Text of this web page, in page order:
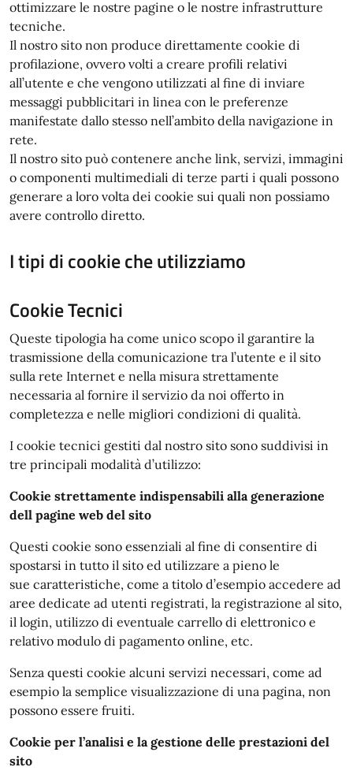
ottimizzare le nostre pagine o le nostre infrastrutture
tecniche.
Il nostro sito non produce direttamente cookie di
profilazione, ovvero volti a creare profili relativi
all’utente e che vengono utilizzati al fine di inviare
messaggi pubblicitari in linea con le preferenze
manifestate dallo stesso nell’ambito della navigazione in
rete.
Il nostro sito può contenere anche link, servizi, immagini
o componenti multimediali di terze parti i quali possono
generare a loro volta dei cookie sui quali non possiamo
avere controllo diretto.
I tipi di cookie che utilizziamo
Cookie Tecnici
Queste tipologia ha come unico scopo il garantire la
trasmissione della comunicazione tra l’utente e il sito
sulla rete Internet e nella misura strettamente
necessaria al fornire il servizio da noi offerto in
completezza e nelle migliori condizioni di qualità.
I cookie tecnici gestiti dal nostro sito sono suddivisi in
tre principali modalità d’utilizzo:
Cookie strettamente indispensabili alla generazione
dell pagine web del sito
Questi cookie sono essenziali al fine di consentire di
spostarsi in tutto il sito ed utilizzare a pieno le
sue caratteristiche, come a titolo d’esempio accedere ad
aree dedicate ad utenti registrati, la registrazione al sito,
il login, utilizzo di eventuale carrello di elettronico e
relativo modulo di pagamento online, etc.
Senza questi cookie alcuni servizi necessari, come ad
esempio la semplice visualizzazione di una pagina, non
possono essere fruiti.
Cookie per l’analisi e la gestione delle prestazioni del
sito